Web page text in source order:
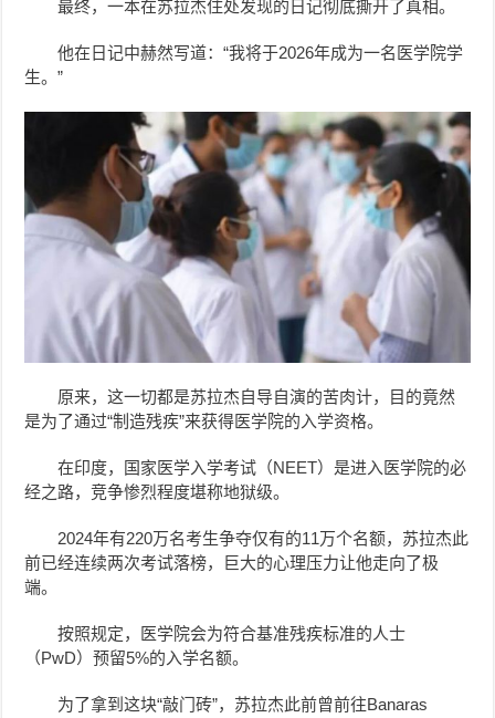
最终，一本在苏拉杰住处发现的日记彻底撕开了真相。
他在日记中赫然写道：“我将于2026年成为一名医学院学
生。”
原来，这一切都是苏拉杰自导自演的苦肉计，目的竟然
是为了通过“制造残疾”来获得医学院的入学资格。
在印度，国家医学入学考试（NEET）是进入医学院的必
经之路，竞争惨烈程度堪称地狱级。
2024年有220万名考生争夺仅有的11万个名额，苏拉杰此
前已经连续两次考试落榜，巨大的心理压力让他走向了极
端。
按照规定，医学院会为符合基准残疾标准的人士
（PwD）预留5%的入学名额。
为了拿到这块“敲门砖”，苏拉杰此前曾前往Banaras